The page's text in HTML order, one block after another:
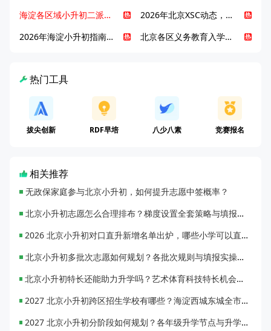
海淀各区域小升初二派全攻略合集！区域一至五志愿填报、升学策略详解
2026年北京XSC动态，持续更新中ing...
2026年海淀小升初指南，一文了解招生政策要点
北京各区义务教育入学咨询电话汇总，25年小升初家长提前收藏
热门工具
拔尖创新 RDF早培 八少八素 竞赛报名
相关推荐
无政保家庭参与北京小升初，如何提升志愿中签概率？
北京小升初志愿怎么合理排布？梯度设置全套策略与填报避坑指南
2026 北京小升初对口直升新增名单出炉，哪些小学可以直升优质初中？
北京小升初多批次志愿如何规划？各批次规则与填报实操指南
北京小升初特长还能助力升学吗？艺术体育科技特长机会与误区全面解析
2027 北京小升初跨区招生学校有哪些？海淀西城东城全市招生校完整汇总
2027 北京小升初分阶段如何规划？各年级升学节点与升学通道全梳理